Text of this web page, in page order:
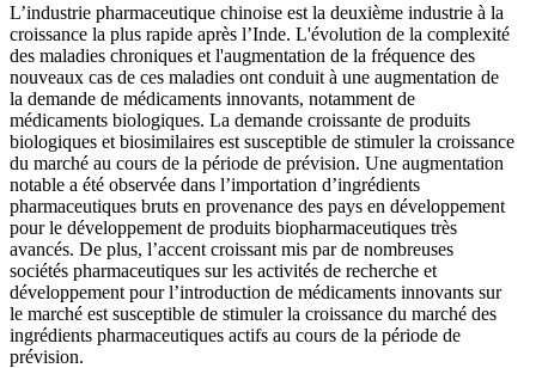
L’industrie pharmaceutique chinoise est la deuxième industrie à la
croissance la plus rapide après l’Inde. L'évolution de la complexité
des maladies chroniques et l'augmentation de la fréquence des
nouveaux cas de ces maladies ont conduit à une augmentation de
la demande de médicaments innovants, notamment de
médicaments biologiques. La demande croissante de produits
biologiques et biosimilaires est susceptible de stimuler la croissance
du marché au cours de la période de prévision. Une augmentation
notable a été observée dans l’importation d’ingrédients
pharmaceutiques bruts en provenance des pays en développement
pour le développement de produits biopharmaceutiques très
avancés. De plus, l’accent croissant mis par de nombreuses
sociétés pharmaceutiques sur les activités de recherche et
développement pour l’introduction de médicaments innovants sur
le marché est susceptible de stimuler la croissance du marché des
ingrédients pharmaceutiques actifs au cours de la période de
prévision.